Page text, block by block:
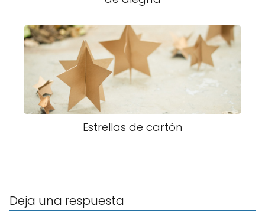
Estrellas de cartón
Deja una respuesta